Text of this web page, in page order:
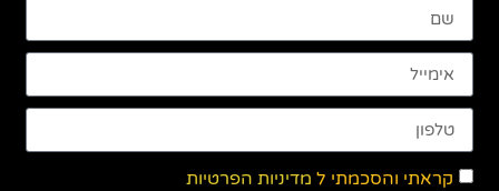
קראתי והסכמתי ל מדיניות הפרטיות